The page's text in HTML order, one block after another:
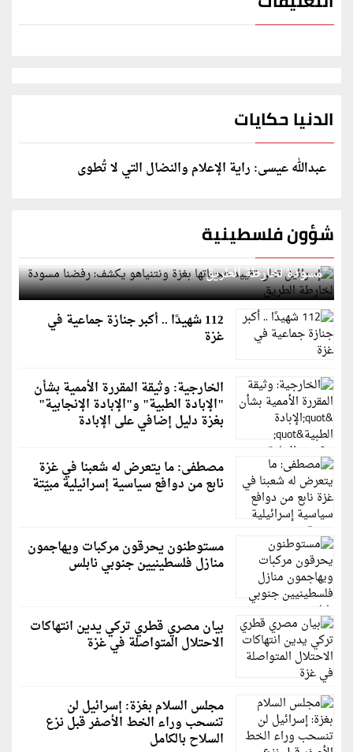
الدنيا حكايات
عبدالله عيسى: راية الإعلام والنضال التي لا تُطوى
شؤون فلسطينية
إسرائيل تعلن تقييد هجماتها بغزة ونتنياهو يكشف: رفضنا
مسودة لخارطة الطريق
112 شهيدًا .. أكبر جنازة جماعية في
غزة
الخارجية: وثيقة المقررة الأممية بشأن
"الإبادة الطبية" و"الإبادة الإنجابية"
بغزة دليل إضافي على الإبادة
مصطفى: ما يتعرض له شعبنا في غزة
نابع من دوافع سياسية إسرائيلية مبيّتة
مستوطنون يحرقون مركبات ويهاجمون
منازل فلسطينيين جنوبي نابلس
بيان مصري قطري تركي يدين انتهاكات
الاحتلال المتواصلة في غزة
مجلس السلام بغزة: إسرائيل لن
تنسحب وراء الخط الأصفر قبل نزع
السلاح بالكامل